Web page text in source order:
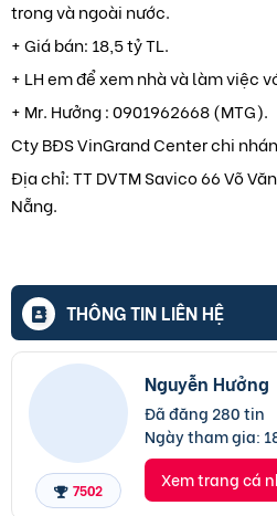
trong và ngoài nước.
+ Giá bán: 18,5 tỷ TL.
+ LH em để xem nhà và làm việc
+ Mr. Hưởng : 0901962668 (MTG).
Cty BĐS VinGrand Center chi
Địa chỉ: TT DVTM Savico 66 Võ
Nẵng.
THÔNG TIN LIÊN HỆ
7502
Nguyễn Hưởng
Đã đăng 280 tin
Ngày tham gia:
Xem trang cá